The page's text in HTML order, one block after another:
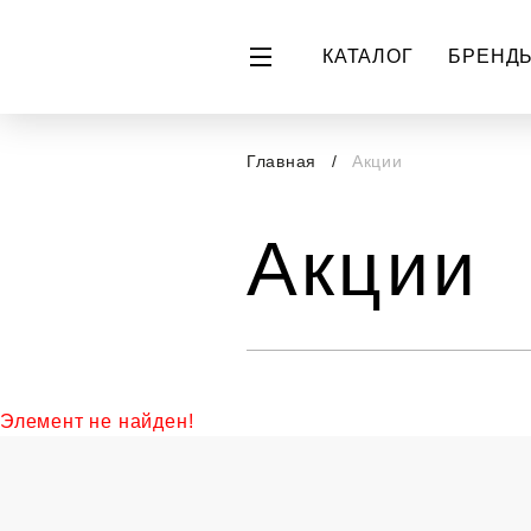
КАТАЛОГ БРЕНДЫ
Главная Акции
Акции
Элемент не найден!